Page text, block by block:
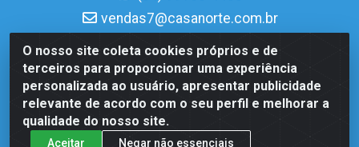
O nosso site coleta cookies próprios e de
terceiros para proporcionar uma experiência
personalizada ao usuário, apresentar publicidade
relevante de acordo com o seu perfil e melhorar a
qualidade do nosso site.
Aceitar Negar não essenciais
vendas7@casanorte.com.br
Casa Norte LTDA - Av. Interventor Mário Câmara, 1815 -
Dix-Sept Rosado, Natal/RN - CEP 59054-600 - CNPJ
08.713.513/0001-51